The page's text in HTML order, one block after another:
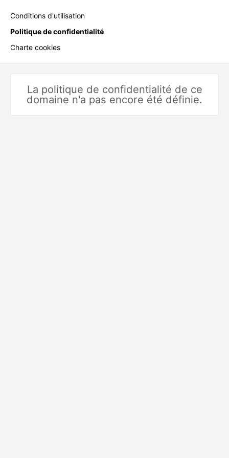
Conditions d'utilisation
Politique de confidentialité
Charte cookies
La politique de confidentialité de ce
domaine n'a pas encore été définie.